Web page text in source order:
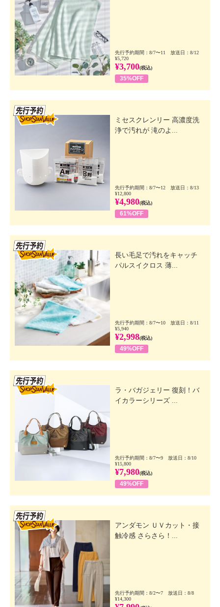
先行予約期間：8/7〜11 放送日：8/12
¥5,720
¥3,700(税込)
35%OFF
ミセスクレンリー 高濃度洗
浄で汚れが 滝のよ...
先行予約期間：8/7〜12 放送日：8/13
¥12,800
¥4,980(税込)
61%OFF
長い毛足で汚れをキャッチ
パルスイクロス 薄...
先行予約期間：8/7〜10 放送日：8/11
¥5,940
¥2,998(税込)
49%OFF
ラ・バガジェリー 復刻！バ
イカラーシリーズ ...
先行予約期間：8/7〜9 放送日：8/10
¥15,800
¥7,980(税込)
49%OFF
アンダモン ＵＶカット・接
触冷感 さらさら！...
先行予約期間：8/2〜7 放送日：8/8
¥14,300